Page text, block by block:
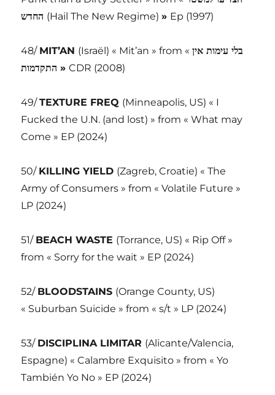
החדש (Hail The New Regime)» Ep (1997)
48/ MIT’AN (Israël) « Mit’an » from « בלי עימות אין
התקדמות »CDR (2008)
49/TEXTURE FREQ (Minneapolis, US) « I
Fucked the U.N. (and lost) » from « What may
Come » EP (2024)
50/ KILLING YIELD (Zagreb, Croatie) « The
Army of Consumers » from « Volatile Future »
LP (2024)
51/ BEACH WASTE (Torrance, US) « Rip Off »
from « Sorry for the wait » EP (2024)
52/ BLOODSTAINS (Orange County, US)
« Suburban Suicide » from « s/t » LP (2024)
53/ DISCIPLINA LIMITAR (Alicante/Valencia,
Espagne) « Calambre Exquisito » from « Yo
También Yo No » EP (2024)